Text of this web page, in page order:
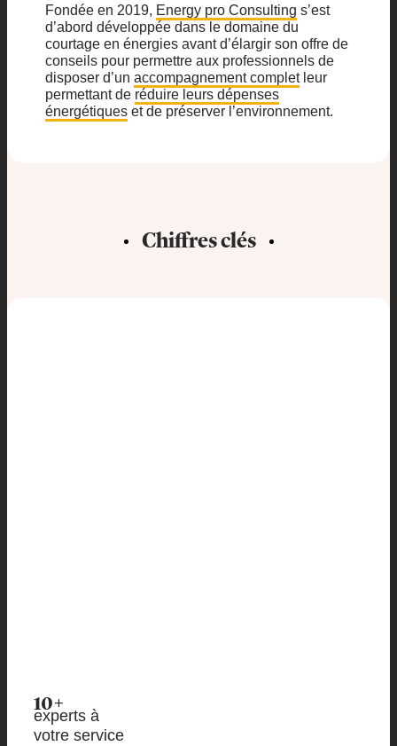
Fondée en 2019, Energy pro Consulting s’est
d’abord développée dans le domaine du
courtage en énergies avant d’élargir son offre de
conseils pour permettre aux professionnels de
disposer d’unaccompagnement completleur
permettant de réduire leurs dépenses
énergétiques et de préserver l’environnement.
Chiffres clés
10+
experts à
votre service